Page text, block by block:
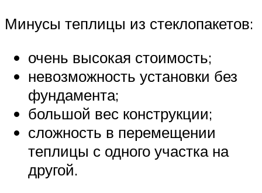
Минусы теплицы из стеклопакетов:
очень высокая стоимость;
невозможность установки без
фундамента;
большой вес конструкции;
сложность в перемещении
теплицы с одного участка на
другой.